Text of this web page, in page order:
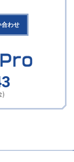
合わせ
)